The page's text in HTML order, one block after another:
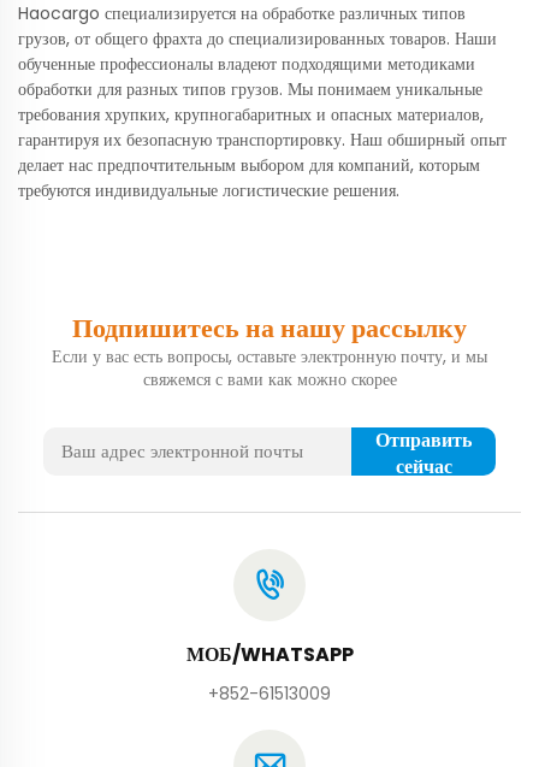
Haocargo специализируется на обработке различных типов
грузов, от общего фрахта до специализированных товаров. Наши
обученные профессионалы владеют подходящими методиками
обработки для разных типов грузов. Мы понимаем уникальные
требования хрупких, крупногабаритных и опасных материалов,
гарантируя их безопасную транспортировку. Наш обширный опыт
делает нас предпочтительным выбором для компаний, которым
требуются индивидуальные логистические решения.
Подпишитесь на нашу рассылку
Если у вас есть вопросы, оставьте электронную почту, и мы
свяжемся с вами как можно скорее
Отправить
сейчас
МОБ/WHATSAPP
+852-61513009